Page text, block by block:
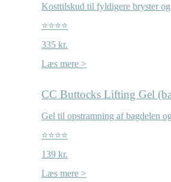
Kosttilskud til fyldigere bryster
⭐⭐⭐⭐
335 kr.
Læs mere >
CC Buttocks Lifting Gel
Gel til opstramning af bagdelen
⭐⭐⭐⭐
139 kr.
Læs mere >